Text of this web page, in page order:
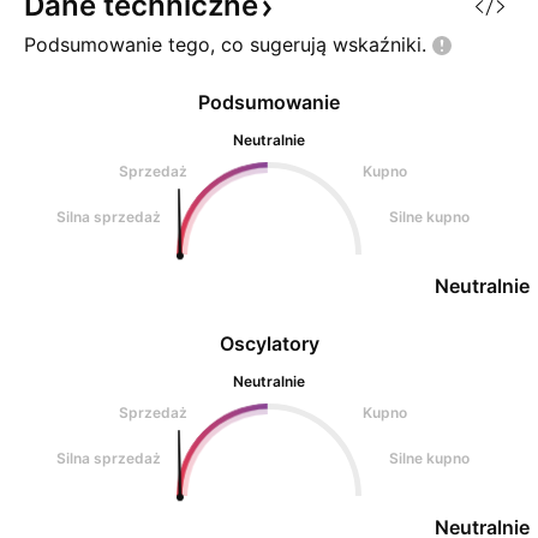
Podsumowanie tego, co sugerują wskaźniki.
Oscylatory
Neutralnie
Sprzedaż
Kupno
Silna sprzedaż Silne kupno
Neutralnie
Podsumowanie
Neutralnie
Sprzedaż
Kupno
Silna sprzedaż Silne kupno
Neutralnie